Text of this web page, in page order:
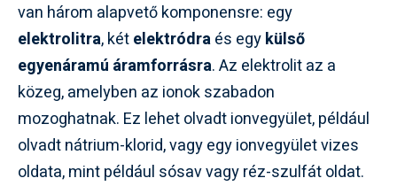
van három alapvető komponensre: egy
elektrolitra, kételektródraés egykülső
egyenáramú áramforrásra. Az elektrolit az a
közeg, amelyben az ionok szabadon
mozoghatnak. Ez lehet olvadt ionvegyület, például
olvadt nátrium-klorid, vagy egy ionvegyület vizes
oldata, mint például sósav vagy réz-szulfát oldat.